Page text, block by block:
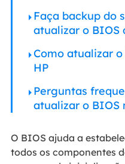
Faça backup do
atualizar o BIOS
Como atualizar
HP
Perguntas
atualizar o BIOS
O BIOS ajuda a
todos os componentes